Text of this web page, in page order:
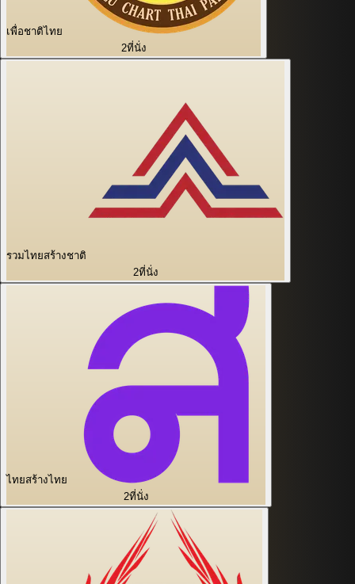
เพื่อชาติไทย
2ที่นั่ง
รวมไทยสร้างชาติ
2ที่นั่ง
ไทยสร้างไทย
2ที่นั่ง